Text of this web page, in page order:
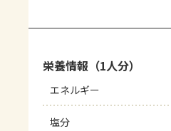
栄養情報（1人分）
エネルギー
塩分